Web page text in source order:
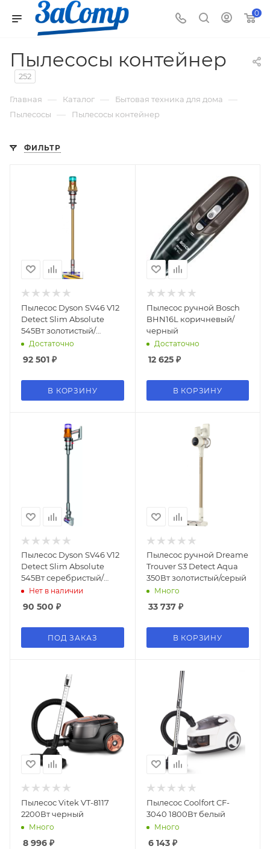
0
Пылесосы контейнер
252
Главная — Каталог — Бытовая техника для дома —
Пылесосы — Пылесосы контейнер
ФИЛЬТР
Пылесос Dyson SV46 V12
Detect Slim Absolute
545Вт золотистый/
серебристый
Достаточно
92 501 ₽
В КОРЗИНУ
Пылесос ручной Bosch
BHN16L коричневый/
черный
Достаточно
12 625₽
В КОРЗИНУ
Пылесос Dyson SV46 V12
Detect Slim Absolute
545Вт серебристый/
желтый
Нет в наличии
90 500 ₽
ПОД ЗАКАЗ
Пылесос ручной Dreame
Trouver S3 Detect Aqua
350Вт золотистый/серый
Много
33 737₽
В КОРЗИНУ
Пылесос Vitek VT-8117
2200Вт черный
Много
8 996 ₽
Пылесос Coolfort CF-
3040 1800Вт белый
Много
6 143₽